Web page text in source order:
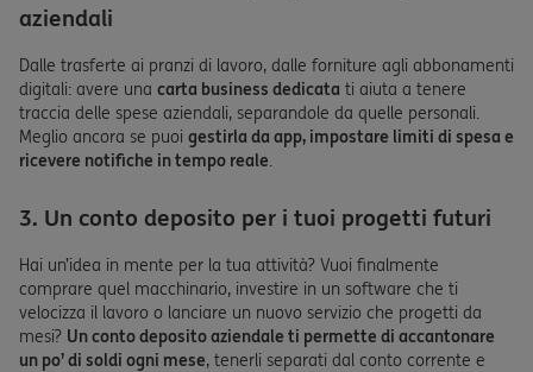
aziendali
Dalle trasferte ai pranzi di lavoro, dalle forniture agli abbonamenti
digitali: avere una carta business dedicata ti aiuta a tenere
traccia delle spese aziendali, separandole da quelle personali.
Meglio ancora se puoi gestirla da app, impostare limiti di spesa e
ricevere notifiche in tempo reale.
3. Un conto deposito per i tuoi progetti futuri
Hai un’idea in mente per la tua attività? Vuoi finalmente
comprare quel macchinario, investire in un software che ti
velocizza il lavoro o lanciare un nuovo servizio che progetti da
mesi? Un conto deposito aziendale ti permette di accantonare
un po’ di soldi ogni mese, tenerli separati dal conto corrente e